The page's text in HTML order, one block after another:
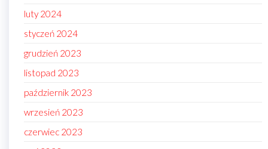
luty 2024
styczeń 2024
grudzień 2023
listopad 2023
październik 2023
wrzesień 2023
czerwiec 2023